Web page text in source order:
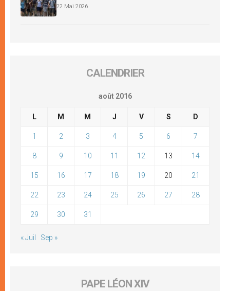
22 Mai 2026
CALENDRIER
août 2016
L M M J V S D
1 2 3 4 5 6 7
8 9 10 11 12 13 14
15 16 17 18 19 20 21
22 23 24 25 26 27 28
29 30 31
« Juil Sep »
PAPE LÉON XIV